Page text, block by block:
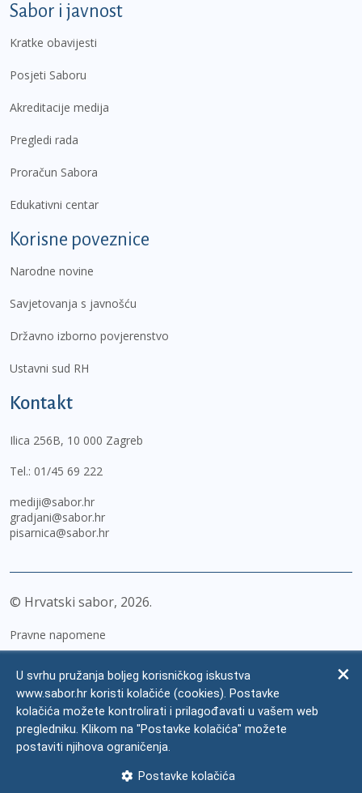
Sabor i javnost
Kratke obavijesti
Posjeti Saboru
Akreditacije medija
Pregledi rada
Proračun Sabora
Edukativni centar
Korisne poveznice
Narodne novine
Savjetovanja s javnošću
Državno izborno povjerenstvo
Ustavni sud RH
Kontakt
Ilica 256B, 10 000 Zagreb
Tel.: 01/45 69 222
mediji@sabor.hr
gradjani@sabor.hr
pisarnica@sabor.hr
© Hrvatski sabor, 2026
Pravne napomene
Zaštita osobnih podataka
Impressum
Česta pitanja
U svrhu pružanja boljeg korisničkog iskustva
www.sabor.hr koristi kolačiće (cookies). Postavke
kolačića možete kontrolirati i prilagođavati u vašem web
pregledniku. Klikom na "Postavke kolačića" možete
postaviti njihova ograničenja.
Postavke kolačića